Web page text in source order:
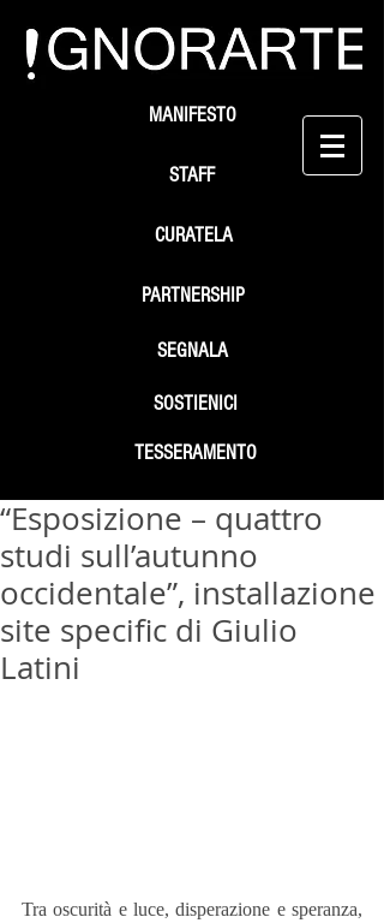
STAFF
SEGNALA
SOSTIENICI
MANIFESTO
PARTNERSHIP
TESSERAMENTO
CURATELA
“Esposizione – quattro
studi sull’autunno
occidentale”, installazione
site specific di Giulio
Latini
Tra oscurità e luce, disperazione e speranza,